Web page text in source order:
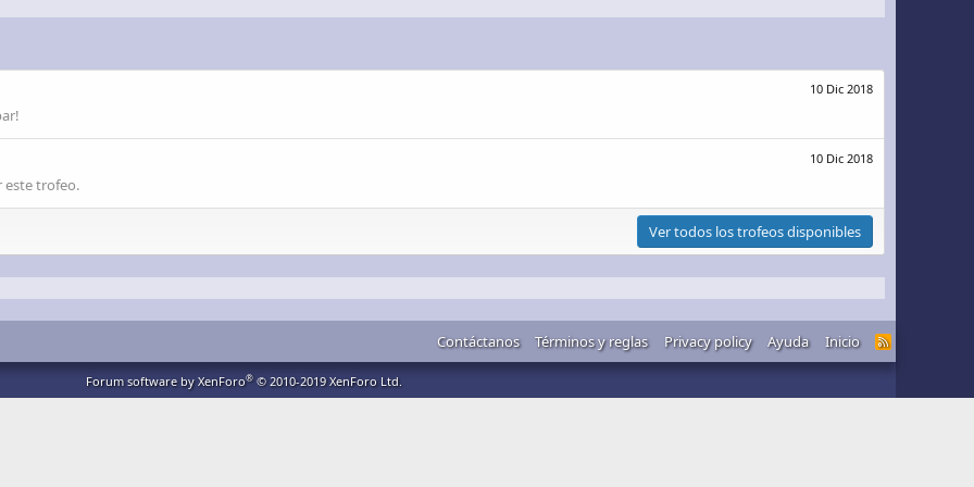
10 Dic 2018
10 Dic 2018
este trofeo.
Ver todos los trofeos disponibles
Contáctanos Términos y reglas Privacy policy Ayuda Inicio
R
Forum software by XenForo® © 2010-2019 XenForo Ltd.